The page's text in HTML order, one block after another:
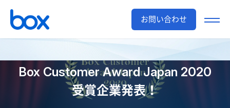
お問い合わせ
Box Customer Award Japan 2020
受賞企業発表！